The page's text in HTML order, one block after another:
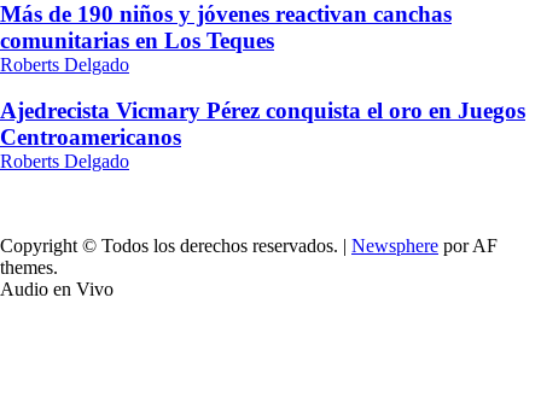
Más de 190 niños y jóvenes reactivan canchas
comunitarias en Los Teques
Roberts Delgado
Ajedrecista Vicmary Pérez conquista el oro en Juegos
Centroamericanos
Roberts Delgado
Copyright © Todos los derechos reservados. | Newsphere por AF
themes.
Audio en Vivo